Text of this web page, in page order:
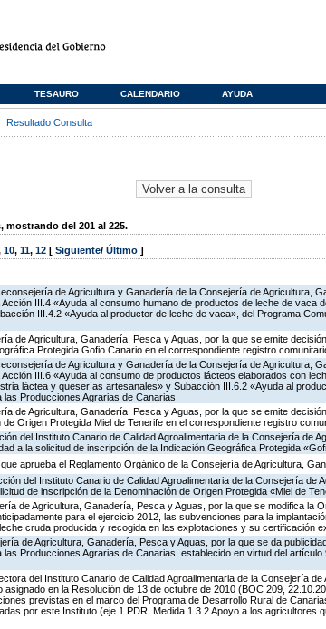
TESAURO CALENDARIO AYUDA
Resultado Consulta
del 201 al 225.
10, 11, 12 [ Siguiente/ Último ]
de Agricultura y Ganadería de la Consejería de Agricultura,
III.4 «Ayuda al consumo humano de productos de leche de vaca
III.4.2 «Ayuda al productor de leche de vaca», del Programa
de Agricultura, Ganadería, Pesca y Aguas, por la que se emite
Protegida Gofio Canario en el correspondiente registro
de Agricultura y Ganadería de la Consejería de Agricultura,
III.6 «Ayuda al consumo de productos lácteos elaborados con
láctea y queserías artesanales» y Subacción III.6.2 «Ayuda al
las Producciones Agrarias de Canarias
de Agricultura, Ganadería, Pesca y Aguas, por la que se emite
Origen Protegida Miel de Tenerife en el correspondiente registro
del Instituto Canario de Calidad Agroalimentaria de la Consejería de
a la solicitud de inscripción de la Indicación Geográfica Protegida
aprueba el Reglamento Orgánico de la Consejería de Agricultura,
del Instituto Canario de Calidad Agroalimentaria de la Consejería de
de inscripción de la Denominación de Origen Protegida «Miel de
de Agricultura, Ganadería, Pesca y Aguas, por la que se modifica la
para el ejercicio 2012, las subvenciones para la
cruda producida y recogida en las explotaciones y su certificación
de Agricultura, Ganadería, Pesca y Aguas, por la que se da
las Producciones Agrarias de Canarias, establecido en virtud del artículo
del Instituto Canario de Calidad Agroalimentaria de la Consejería
asignado en la Resolución de 13 de octubre de 2010 (BOC 209,
previstas en el marco del Programa de Desarrollo Rural de
por este Instituto (eje 1 PDR, Medida 1.3.2 Apoyo a los agricultores